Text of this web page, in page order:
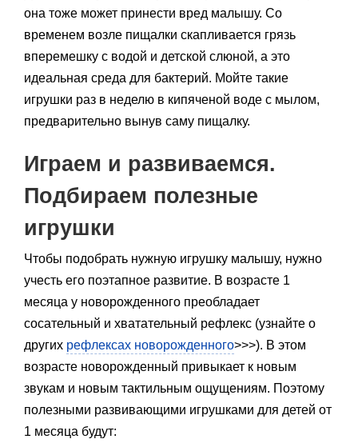
она тоже может принести вред малышу. Со
временем возле пищалки скапливается грязь
вперемешку с водой и детской слюной, а это
идеальная среда для бактерий. Мойте такие
игрушки раз в неделю в кипяченой воде с мылом,
предварительно вынув саму пищалку.
Играем и развиваемся.
Подбираем полезные
игрушки
Чтобы подобрать нужную игрушку малышу, нужно
учесть его поэтапное развитие. В возрасте 1
месяца у новорожденного преобладает
сосательный и хватательный рефлекс (узнайте о
других рефлексах новорожденного>>>). В этом
возрасте новорожденный привыкает к новым
звукам и новым тактильным ощущениям. Поэтому
полезными развивающими игрушками для детей от
1 месяца будут: